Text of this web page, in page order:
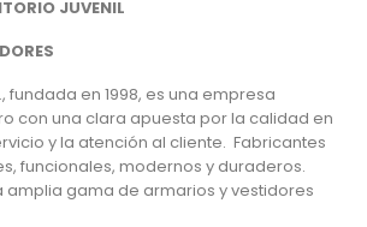
JUVENIL
fundada en 1998, es una empresa
con una clara apuesta por la calidad en
y la atención al cliente. Fabricantes
funcionales, modernos y duraderos.
amplia gama de armarios y vestidores